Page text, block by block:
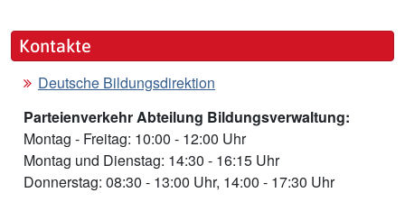
Kontakte
Deutsche Bildungsdirektion
Parteienverkehr Abteilung Bildungsverwaltung:
Montag - Freitag: 10:00 - 12:00 Uhr
Montag und Dienstag: 14:30 - 16:15 Uhr
Donnerstag: 08:30 - 13:00 Uhr, 14:00 - 17:30 Uhr